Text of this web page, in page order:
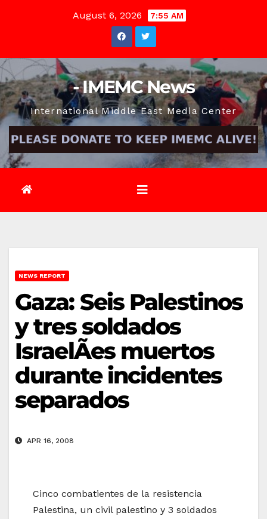
August 6, 2026 7:55 AM
- IMEMC News
International Middle East Media Center
NEWS REPORT
Gaza: Seis Palestinos
y tres soldados
IsraelÃ­es muertos
durante incidentes
separados
APR 16, 2008
Cinco combatientes de la resistencia
Palestina, un civil palestino y 3 soldados